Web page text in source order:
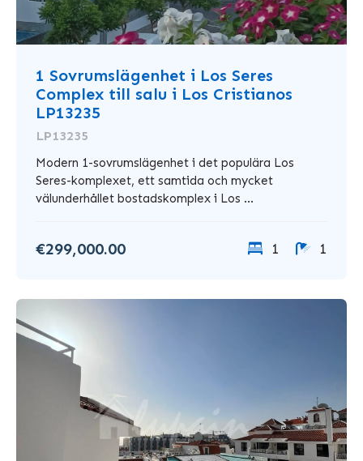
1 Sovrumslägenhet i Los Seres
Complex till salu i Los Cristianos
LP13235
LP13235
Modern 1-sovrumslägenhet i det populära Los
Seres-komplexet, ett samtida och mycket
välunderhållet bostadskomplex i Los ...
€299,000.00 1 1